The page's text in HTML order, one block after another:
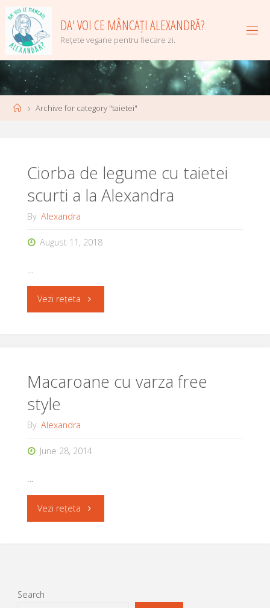
to
content
DA' VOI CE MÂNCAȚI ALEXANDRĂ?
Rețete vegane pentru fiecare zi.
HomeArchive for category "taietei"
Ciorba de legume cu taietei
scurti a la Alexandra
By Alexandra
August 11, 2018
Vezi rețeta "Ciorba
cu
a
Alexandra"
Macaroane cu varza free
style
By Alexandra
June 28, 2014
…
Vezi rețeta "Macaroane
Search